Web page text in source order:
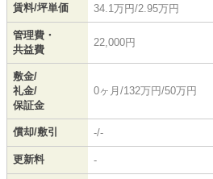
賃料/坪単価 34.1万円/2.95万円
管理費・
共益費
22,000円
敷金/
礼金/
保証金
0ヶ月/132万円/50万円
償却/敷引 -/-
更新料 -